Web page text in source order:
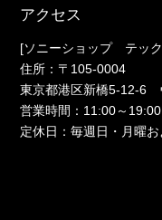
アクセス
[ソニーショップ テッ
住所：〒105-0004
東京都港区新橋5-12-6
営業時間：11:00～19:00
定休日：毎週日・月曜お